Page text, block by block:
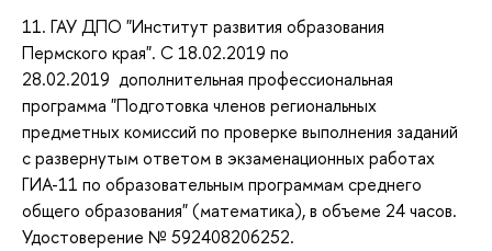
11. ГАУ ДПО "Институт развития образования
Пермского края". С 18.02.2019 по
28.02.2019 дополнительная профессиональная
программа "Подготовка членов региональных
предметных комиссий по проверке выполнения заданий
с развернутым ответом в экзаменационных работах
ГИА-11 по образовательным программам среднего
общего образования" (математика), в объеме 24 часов.
Удостоверение № 592408206252.